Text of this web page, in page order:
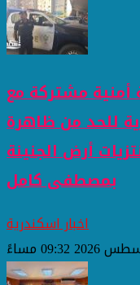
مشتركة مع
للحد من ظاهرة
أرض الجنينة
بمصطفى كامل
اخبار اسكندرية